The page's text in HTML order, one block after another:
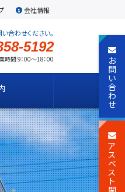
会社情報
合わせください。
5192
時間 9：00～18：00 お
問
い
合
わ
せ
ア
ス
ベ
ス
ト
関